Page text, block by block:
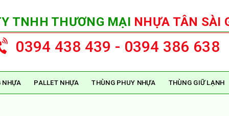
TNHH THƯƠNG MẠI NHỰA TÂN SÀI
0394 438 439 - 0394 386 638
NHỰA PALLET NHỰA THÙNG PHUY NHỰA THÙNG GIỮ LẠNH